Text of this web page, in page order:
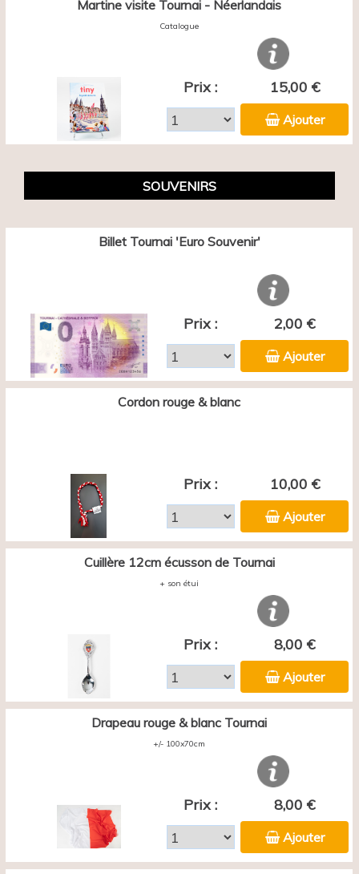
Martine visite Tournai - Néerlandais
Catalogue
Prix : 15,00 €
Ajouter
SOUVENIRS
Billet Tournai 'Euro Souvenir'
Prix : 2,00 €
Ajouter
Cordon rouge & blanc
Prix : 10,00 €
Ajouter
Cuillère 12cm écusson de Tournai
+ son étui
Prix : 8,00 €
Ajouter
Drapeau rouge & blanc Tournai
+/- 100x70cm
Prix : 8,00 €
Ajouter